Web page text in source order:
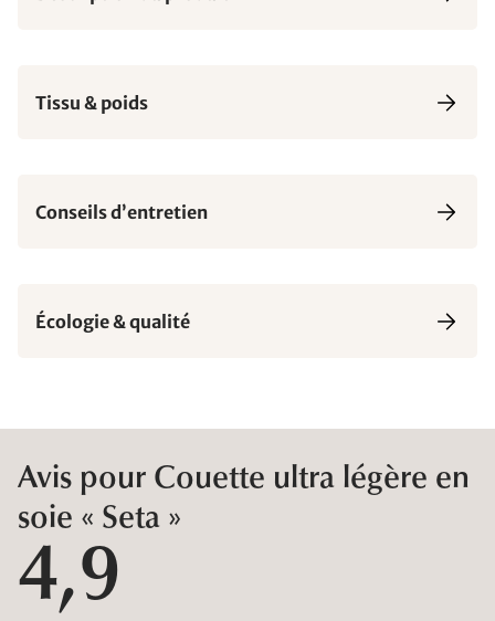
Tissu & poids
Conseils d’entretien
Écologie & qualité
Avis pour Couette ultra légère en
soie « Seta »
4,9